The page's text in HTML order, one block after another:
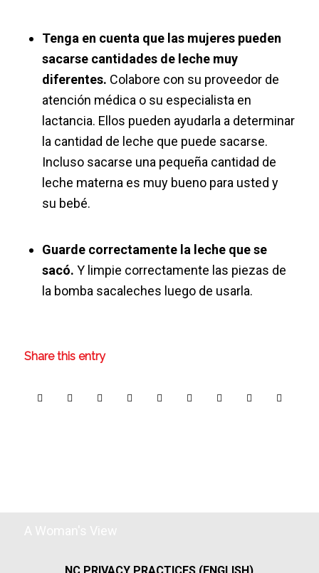
Tenga en cuenta que las mujeres pueden
sacarse cantidades de leche muy
diferentes. Colabore con su proveedor de
atención médica o su especialista en
lactancia. Ellos pueden ayudarla a determinar
la cantidad de leche que puede sacarse.
Incluso sacarse una pequeña cantidad de
leche materna es muy bueno para usted y
su bebé.
Guarde correctamente la leche que se
sacó. Y limpie correctamente las piezas de
la bomba sacaleches luego de usarla.
Share this entry
NC PRIVACY PRACTICES (ENGLISH)